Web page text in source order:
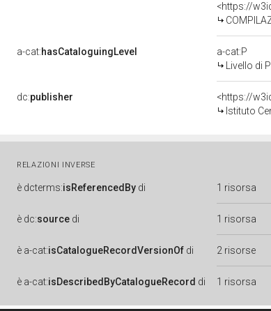
<https://
a-cat:hasCataloguingLevel
a-cat:P
Livello di
dc:publisher
<https://
Istituto
RELAZIONI INVERSE
è dcterms:isReferencedBy di 1 risorsa
è dc:source di 1 risorsa
è a-cat:isCatalogueRecordVersionOf di 2 risorse
è a-cat:isDescribedByCatalogueRecord di 1 risorsa